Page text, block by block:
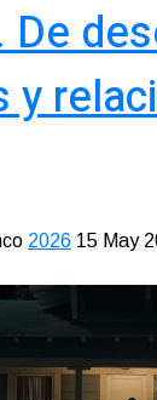
De
y
2026 15 May